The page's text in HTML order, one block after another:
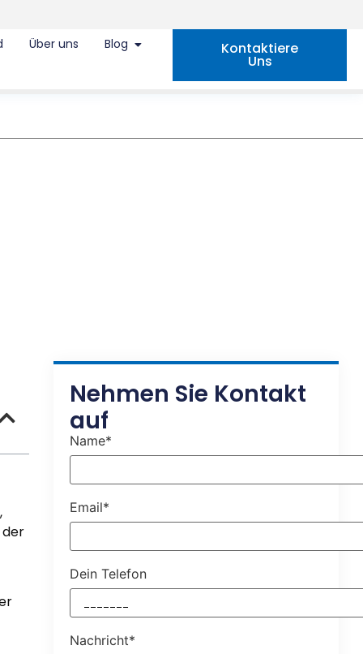
Über uns Blog Kontaktiere
Uns
der
Nehmen Sie Kontakt
auf
Name*
Email*
Dein Telefon
Nachricht*